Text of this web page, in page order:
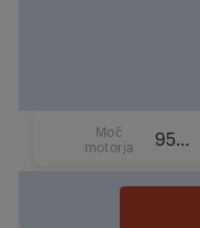
Moč
motorja
95 W